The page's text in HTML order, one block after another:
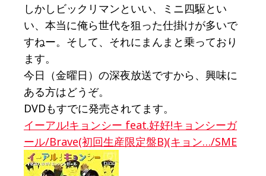
しかしビックリマンといい、ミニ四駆とい
い、本当に俺ら世代を狙った仕掛けが多いで
すねー。そして、それにまんまと乗っており
ます。
今日（金曜日）の深夜放送ですから、興味に
ある方はどうぞ。
DVDもすでに発売されてます。
イーアル!キョンシー feat.好好!キョンシーガ
ール/Brave(初回生産限定盤B)(キョン…/SME